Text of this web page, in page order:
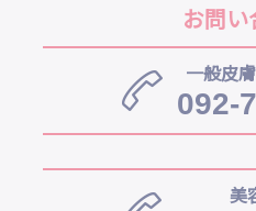
お問
一般皮
092-
美